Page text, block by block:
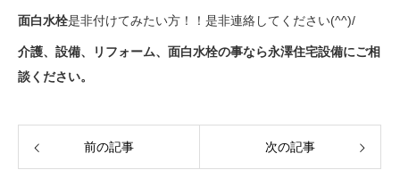
面白水栓是非付けてみたい方！！是非連絡してください(^^)/
介護、設備、リフォーム、面白水栓の事なら永澤住宅設備にご相
談ください。
前の記事 次の記事